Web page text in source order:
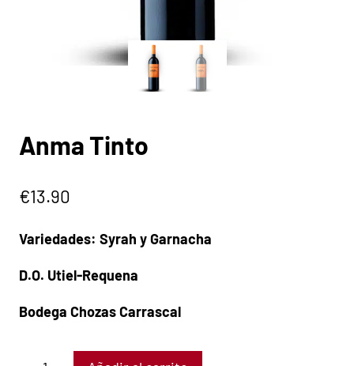
Anma Tinto
€13.90
Variedades: Syrah y Garnacha
D.O. Utiel-Requena
Bodega Chozas Carrascal